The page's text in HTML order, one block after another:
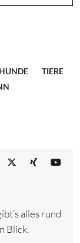
HUNDE
TIERE
alles rund
Blick.